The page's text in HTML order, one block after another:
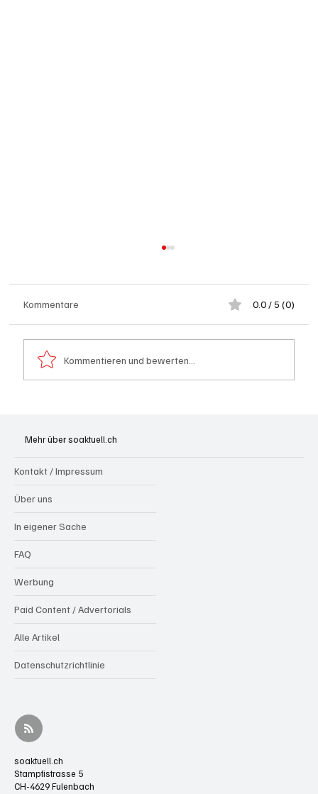
Kommentare 0.0 / 5 (0)
Kommentieren und bewerten...
Mehr über soaktuell.ch
Kontakt / Impressum
Über uns
In eigener Sache
FAQ
Werbung
Paid Content / Advertorials
Alle Artikel
Datenschutzrichtlinie
soaktuell.ch
Stampfistrasse 5
CH-4629 Fulenbach